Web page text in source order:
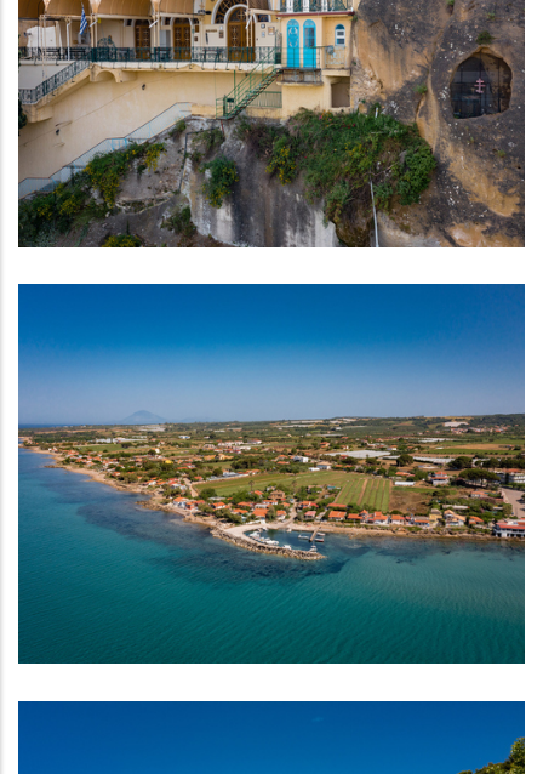
Ι. Μονή Παναγίας Κρεμαστής
ΝΑΟΊ - ΜΟΝΑΣΤΉΡΙΑ
Παραλία Γλύφας